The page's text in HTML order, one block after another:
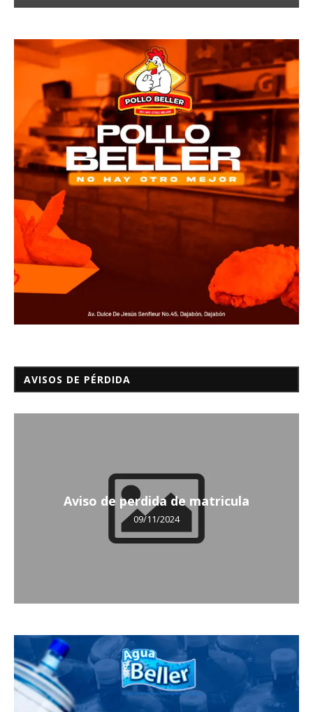
AVISOS DE PÉRDIDA
Aviso de perdida de matricula
09/11/2024